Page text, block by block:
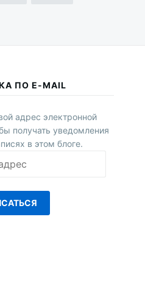
ПО E-MAIL
адрес электронной
получать уведомления
в этом блоге.